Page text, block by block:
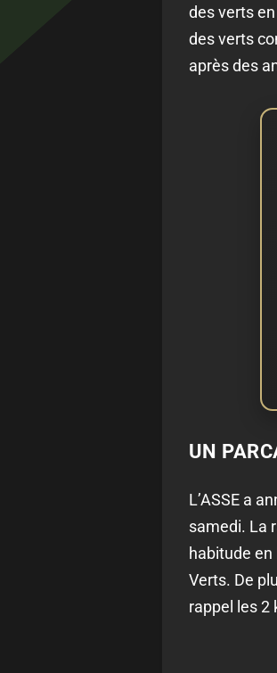
des verts
des verts
après des
UN
L’ASSE a
samedi. La
habitude en
Verts. De
rappel les 2